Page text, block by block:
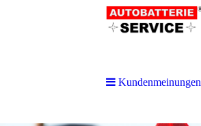
Kundenmeinungen